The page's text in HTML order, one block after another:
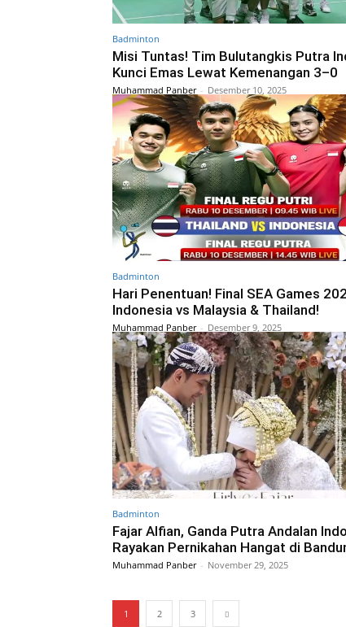
Badminton
Misi Tuntas! Tim Bulutangkis Putra
Kunci Emas Lewat Kemenangan 3–0
Muhammad Panber - Desember 10, 2025
Badminton
Hari Penentuan! Final SEA Games
Indonesia vs Malaysia & Thailand!
Muhammad Panber - Desember 9, 2025
Badminton
Fajar Alfian, Ganda Putra Andalan
Rayakan Pernikahan Hangat di
Muhammad Panber - November 29, 2025
1 2 3